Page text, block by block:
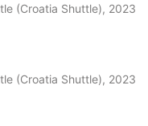
(Croatia Shuttle), 2023
(Croatia Shuttle), 2023